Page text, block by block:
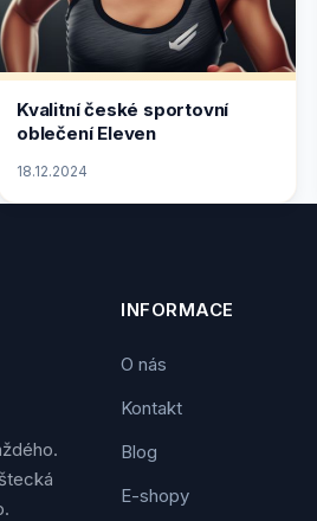
Kvalitní české sportovní
oblečení Eleven
18.12.2024
INFORMACE
O nás
Kontakt
Blog
E-shopy